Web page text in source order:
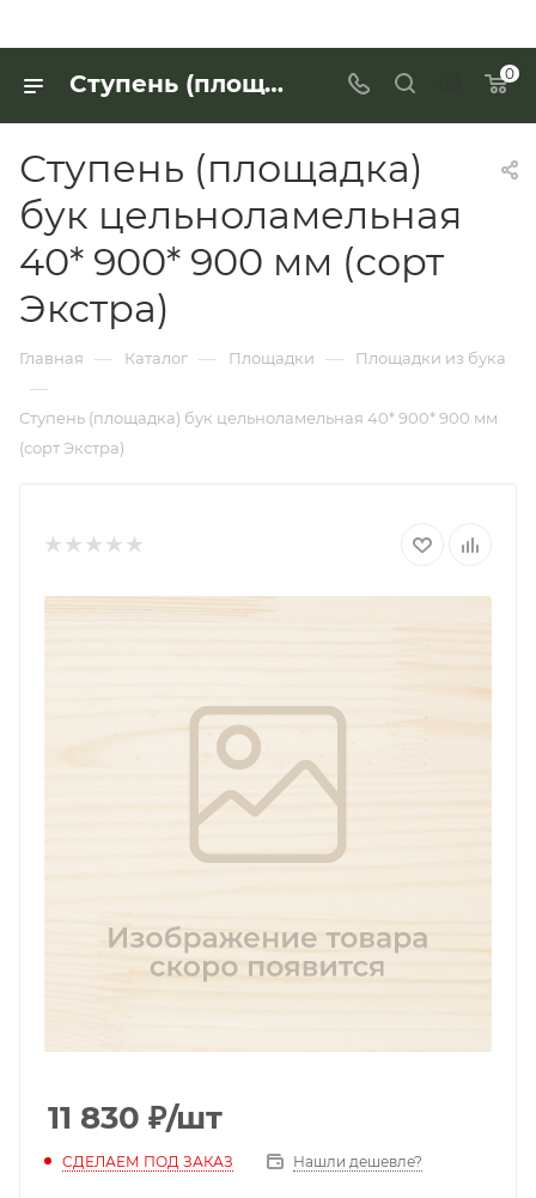
Ступень (площадка) бук цельноламельная 40* 900* 900 мм (сорт Экстра) для работы с деревянными изделиями — купить в «Интерьер Дом» 0
Ступень (площадка)
бук цельноламельная
40* 900* 900 мм (сорт
Экстра)
Главная — Каталог — Площадки — Площадки из бука
—
Ступень (площадка) бук цельноламельная 40* 900* 900 мм
(сорт Экстра)
11 830 ₽/шт
СДЕЛАЕМ ПОД ЗАКАЗ Нашли дешевле?